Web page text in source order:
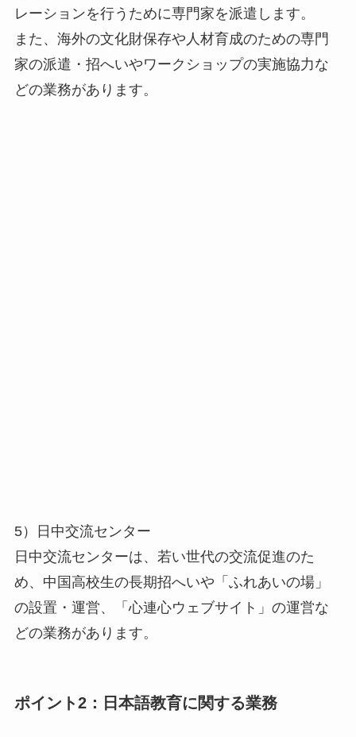
レーションを行うために専門家を派遣します。
また、海外の文化財保存や人材育成のための専門
家の派遣・招へいやワークショップの実施協力な
どの業務があります。
5）日中交流センター
日中交流センターは、若い世代の交流促進のた
め、中国高校生の長期招へいや「ふれあいの場」
の設置・運営、「心連心ウェブサイト」の運営な
どの業務があります。
ポイント2：日本語教育に関する業務